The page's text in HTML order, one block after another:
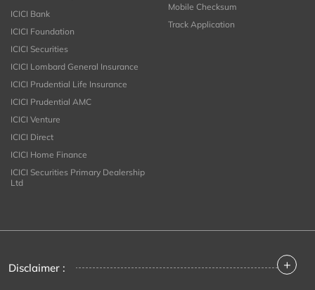
ICICI Bank
ICICI Foundation
ICICI Securities
ICICI Lombard General Insurance
ICICI Prudential Life Insurance
ICICI Prudential AMC
ICICI Venture
ICICI Direct
ICICI Home Finance
ICICI Securities Primary Dealership
Ltd
Mobile Checksum
Track Application
Disclaimer : +